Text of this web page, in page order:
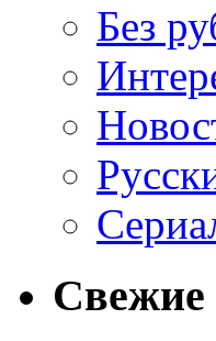
Без
Свежие